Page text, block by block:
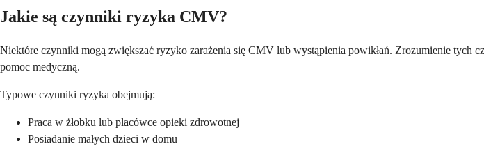
Jakie są czynniki ryzyka CMV?
Niektóre czynniki mogą zwiększać ryzyko zarażenia się CMV lub wystąpienia powikłań. Zrozumienie tych
pomoc medyczną.
Typowe czynniki ryzyka obejmują:
Praca w żłobku lub placówce opieki zdrowotnej
Posiadanie małych dzieci w domu